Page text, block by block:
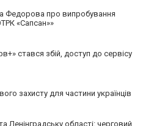
Федорова про випробування
«Сапсан»»
стався збій, доступ до сервісу
захисту для частини українців
Ленінградську області: черговий